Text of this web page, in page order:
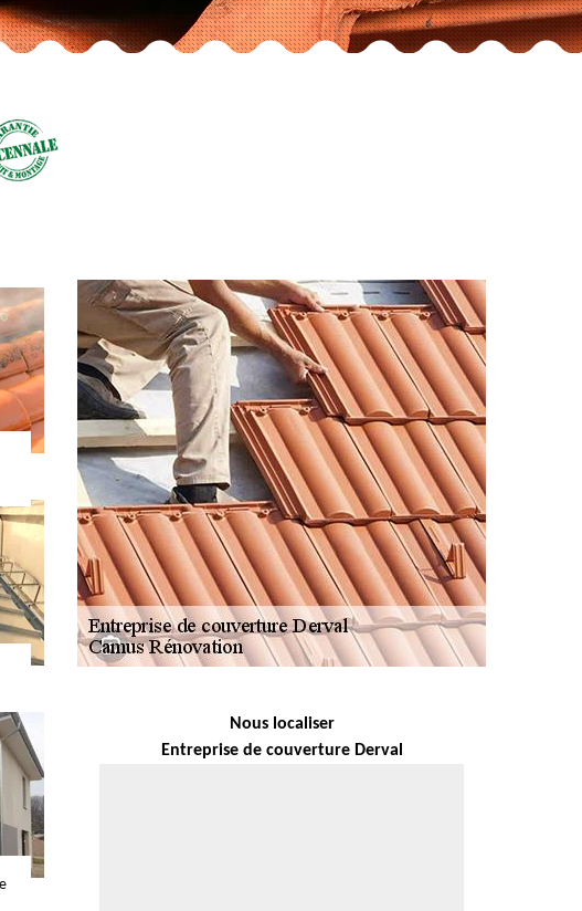
Nous localiser
Entreprise de couverture Derval